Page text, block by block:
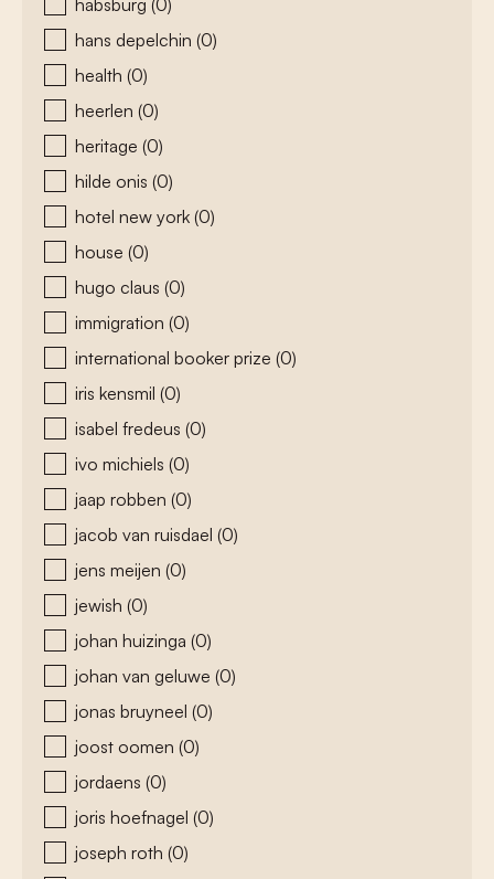
habsburg (0)
hans depelchin (0)
health (0)
heerlen (0)
heritage (0)
hilde onis (0)
hotel new york (0)
house (0)
hugo claus (0)
immigration (0)
international booker prize (0)
iris kensmil (0)
isabel fredeus (0)
ivo michiels (0)
jaap robben (0)
jacob van ruisdael (0)
jens meijen (0)
jewish (0)
johan huizinga (0)
johan van geluwe (0)
jonas bruyneel (0)
joost oomen (0)
jordaens (0)
joris hoefnagel (0)
joseph roth (0)